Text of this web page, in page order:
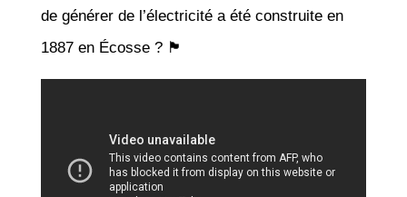
de générer de l’électricité a été construite en
1887 en Écosse ? 🏴